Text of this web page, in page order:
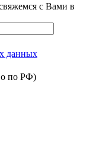
с Вами в
данных
по РФ)